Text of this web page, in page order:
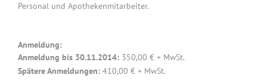
Personal und Apothekenmitarbeiter.
Anmeldung:
Anmeldung bis 30.11.2014: 350,00 € + MwSt.
Spätere Anmeldungen: 410,00 € + MwSt.